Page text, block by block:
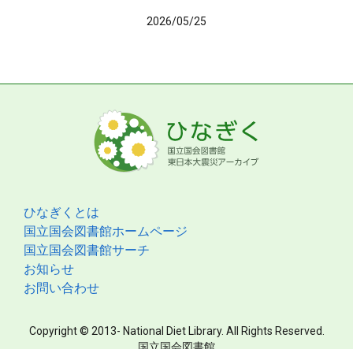
2026/05/25
ひなぎくとは
国立国会図書館ホームページ
国立国会図書館サーチ
お知らせ
お問い合わせ
Copyright © 2013- National Diet Library. All Rights Reserved.